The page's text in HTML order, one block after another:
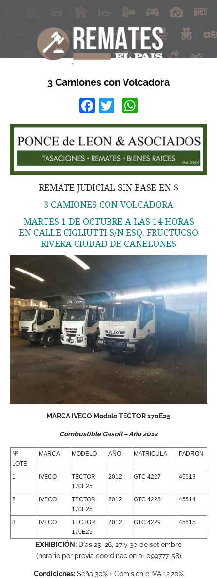
3 Camiones con Volcadora
Facebook
Twitter
REMATE JUDICIAL SIN BASE EN $
3 CAMIONES CON VOLCADORA
MARTES 1 DE OCTUBRE A LAS 14 HORAS
EN CALLE CIGLIUTTI S/N ESQ. FRUCTUOSO
RIVERA CIUDAD DE CANELONES
MARCA IVECO Modelo TECTOR 170E25
Combustible Gasoil – Año 2012
Nº
LOTE
MARCA MODELO AÑO MATRICULA PADRON
1 IVECO
TECTOR
170E25
2012 GTC 4227 45613
2 IVECO
TECTOR
170E25
2012 GTC 4228 45614
3 IVECO
TECTOR
170E25
2012 GTC 4229 45615
EXHIBICIÓN:Días 25, 26, 27 y 30 de setiembre
(horario por previa coordinación al 099777158)
Condiciones:Seña 30% + Comisión e IVA 12.20%